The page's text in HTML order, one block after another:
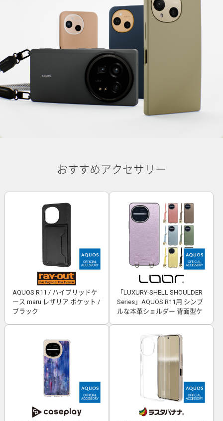
おすすめアクセサリー
AQUOS R11 / ハイブリッドケ
ース maru レザリア ポケット /
ブラック
「LUXURY-SHELL SHOULDER
Series」AQUOS R11用 シンプ
ルな本革ショルダー 背面型ケ